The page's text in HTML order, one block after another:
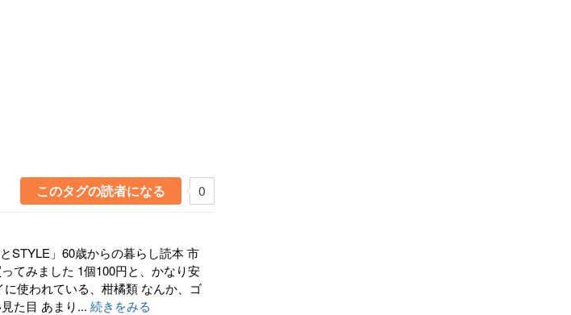
このタグの読者になる 0
STYLE」60歳からの暮らし読本 市
てみました 1個100円と、かなり安
使われている、柑橘類 なんか、ゴ
た目 あまり... 続きをみる